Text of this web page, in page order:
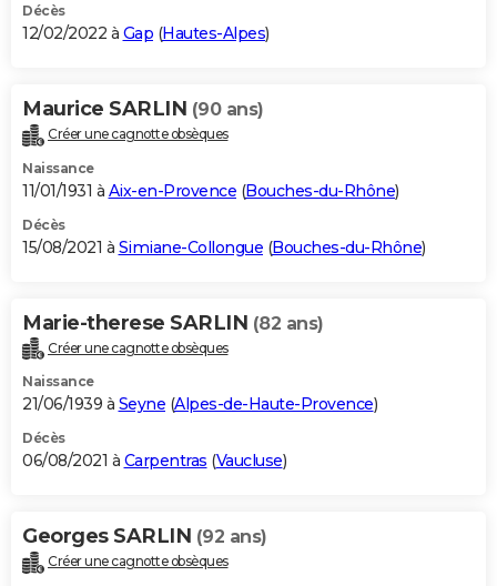
Décès
12/02/2022 à Gap (Hautes-Alpes)
Maurice SARLIN (90 ans)
Créer une cagnotte obsèques
Naissance
11/01/1931 à Aix-en-Provence (Bouches-du-Rhône)
Décès
15/08/2021 à Simiane-Collongue (Bouches-du-Rhône)
Marie-therese SARLIN (82 ans)
Créer une cagnotte obsèques
Naissance
21/06/1939 à Seyne (Alpes-de-Haute-Provence)
Décès
06/08/2021 à Carpentras (Vaucluse)
Georges SARLIN (92 ans)
Créer une cagnotte obsèques